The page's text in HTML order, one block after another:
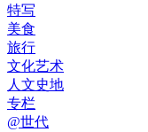
特写
美食
旅行
文化艺术
人文史地
专栏
@世代